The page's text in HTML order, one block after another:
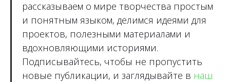
рассказываем о мире творчества простым
и понятным языком, делимся идеями для
проектов, полезными материалами и
вдохновляющими историями.
Подписывайтесь, чтобы не пропустить
новые публикации, и заглядывайте в наш